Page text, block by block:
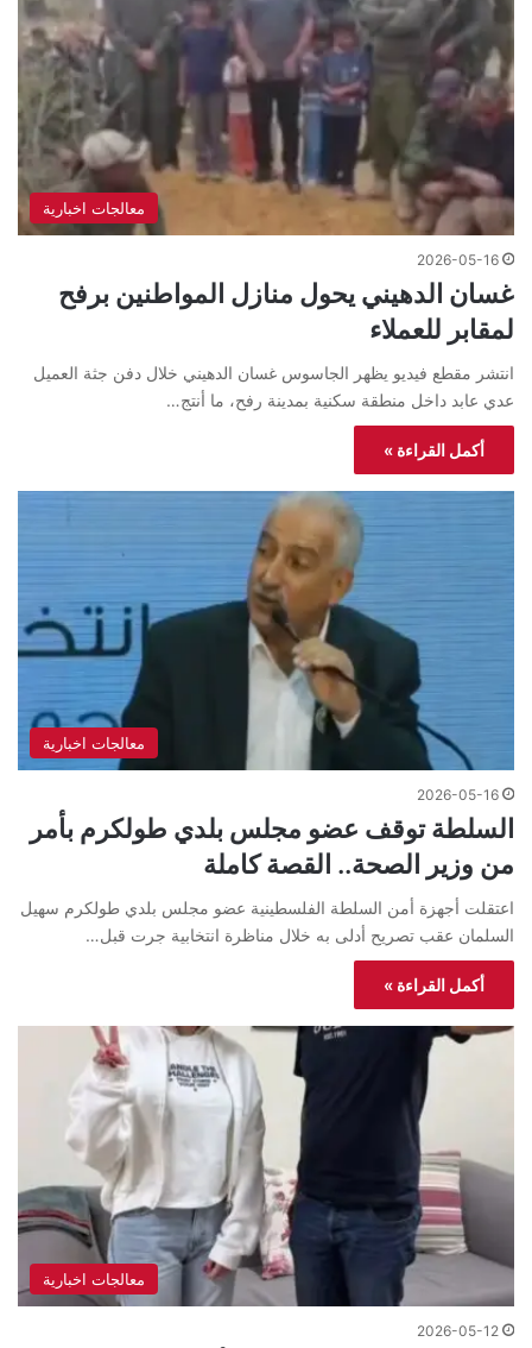
معالجات اخبارية
2026-05-16
غسان الدهيني يحول منازل المواطنين برفح
لمقابر للعملاء
انتشر مقطع فيديو يظهر الجاسوس غسان الدهيني خلال دفن جثة العميل
عدي عابد داخل منطقة سكنية بمدينة رفح، ما أنتج…
أكمل القراءة »
معالجات اخبارية
2026-05-16
السلطة توقف عضو مجلس بلدي طولكرم بأمر
من وزير الصحة.. القصة كاملة
اعتقلت أجهزة أمن السلطة الفلسطينية عضو مجلس بلدي طولكرم سهيل
السلمان عقب تصريح أدلى به خلال مناظرة انتخابية جرت قبل…
أكمل القراءة »
معالجات اخبارية
2026-05-12